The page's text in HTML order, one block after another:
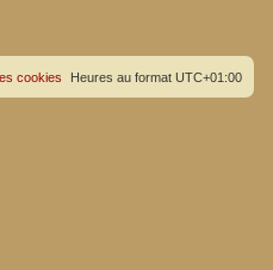
Heures au format UTC+01:00
cookies